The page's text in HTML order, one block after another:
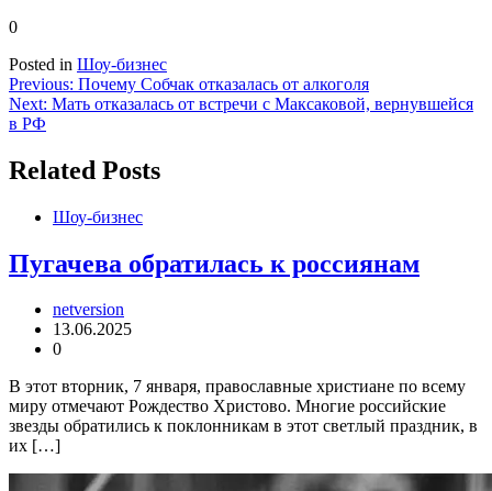
0
Posted in Шоу-бизнес
Навигация
по
Previous: Почему Собчак отказалась от алкоголя
Next: Мать отказалась от встречи с Максаковой, вернувшейся
в РФ
Related Posts
Шоу-бизнес
Пугачева обратилась к россиянам
netversion
13.06.2025
0
В этот вторник, 7 января, православные христиане по всему
миру отмечают Рождество Христово. Многие российские
звезды обратились к поклонникам в этот светлый праздник, в
их […]